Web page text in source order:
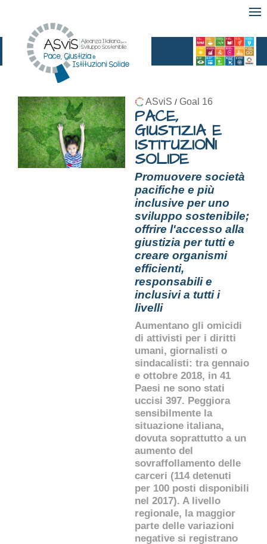
ASviS / Goal 16
PACE,
GIUSTIZIA E
ISTITUZIONI
SOLIDE
Promuovere società
pacifiche e più
inclusive per uno
sviluppo sostenibile;
offrire l'accesso alla
giustizia per tutti e
creare organismi
efficienti,
responsabili e
inclusivi a tutti i
livelli
Aumentano gli omicidi
di attivisti per i diritti
umani, giornalisti o
sindacalisti: tra gennaio
e ottobre 2018, in 41
Paesi ne sono stati
uccisi 397. Peggiora
sensibilmente la
situazione italiana,
dovuta soprattutto a un
aumento del
sovraffollamento delle
carceri (114 detenuti
per 100 posti disponibili
nel 2017). A livello
regionale, la maggior
parte delle variazioni
negative si registrano